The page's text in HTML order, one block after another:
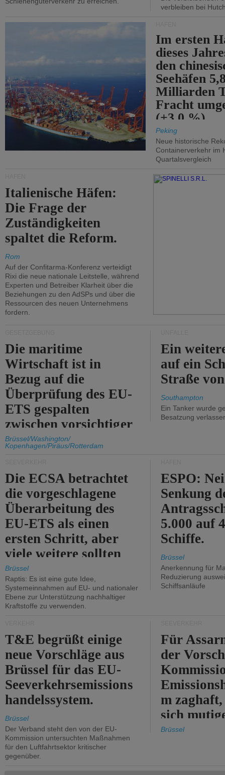
verbleiben bei
Im ersten
dieses
den
Seehäfen
Milliarden
Fracht
(+3,0 %).
Peking
Neue historische
Containerverkehr im
Quartalsvergleich
Italienische Häfen:
Die Frage der
Zuständigkeiten
spaltet die Reform.
Rom
Auf der Confitarma-Konferenz verteidigt
Rixi die neue nationale Leitstelle, während
Experten und Betreiber Klarheit über die
Beziehungen zu den AdSPs und über die
Ressourcen des neuen Unternehmens
fordern.
Die maritime
Wirtschaft ist in
Bezug auf die
Überprüfung des EU-
ETS gespalten
zwischen vorsichtiger
Unterstützung und
Kritik.
Brüssel/Washington/
Kopenhagen/Piräus/Rotterdam
Ein
auf ein
Straße
Southampton
Ein Tanker wurde
Besatzung
Die ECSA betrachtet
die vorgeschlagene
Überarbeitung des
EU-ETS als einen
ersten Schritt, aber
viele weitere sollten
folgen.
Brüssel
Raptis: Es ist eine gute Idee,
Systemeinnahmen auf EU- und nationaler
Ebene zur Unterstützung nachhaltiger
Kraftstoffe zu verwenden.
ESPO:
Senkung
5.000 auf
Schiffe.
Brüssel
Anerkennung für
Reduzierung
Schiffsanläufe
T&E begrüßt einige
neue Vorschläge aus
Brüssel für das EU-
Seeverkehrsemissions
handelssystem.
Brüssel
Der Verband steht den von der EU-
Kommission untersuchten Maßnahmen
für den Luftfahrtsektor kritischer
gegenüber.
Für
der
m
sich
Brüssel